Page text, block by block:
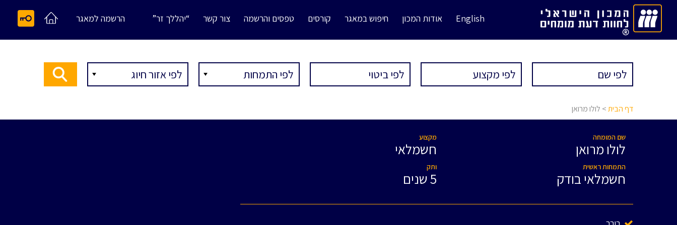
English אודות המכון חיפוש במאגר קורסים טפסים והרשמה צור קשר “יהללך זר” הרשמה למאגר
דף הבית> לולו מרואן
שם המומחה
לולו מרואן
התמחות ראשית
חשמלאי בודק
מקצוע
חשמלאי
ותק
5 שנים